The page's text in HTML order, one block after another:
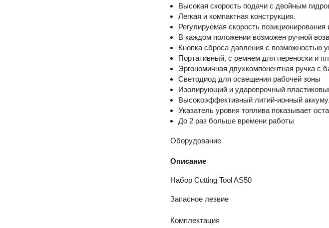
Высокая скорость подачи с двойным
Легкая и компактная конструкция.
Регулируемая скорость позиционирования
В каждом положении возможен ручной
Кнопка сброса давления с возможностью
Портативный, с ремнем для переноски и
Эргономичная двухкомпонентная ручка с
Светодиод для освещения рабочей зоны
Изолирующий и ударопрочный
Высокоэффективный литий-ионный
Указатель уровня топлива показывает
До 2 раз больше времени работы
Оборудование
Описание
Набор Cutting Tool AS50
Запасное лезвие
Комплектация